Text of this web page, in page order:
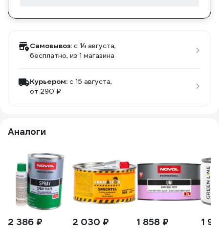
Самовывоз: c 14 августа,
бесплатно, из 1 магазина
Курьером: c 15 августа,
от 290 ₽
Аналоги
2 386 ₽ 2 030 ₽ 1 858 ₽ 1